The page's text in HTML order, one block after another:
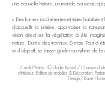
une nouvelle histoire, un monde nouveau qui
« Des formes incohérentes et tristes
d’accueillir la lumière, apprivoiser la
vision direct sur la végétation à été
nature. Durée des travaux, 6 mois. Tout a
seul objectif, se laisser guider au rythme de la
Crédit Photos : © Elodie Ricord / Champs
d'intérieur, Edition de mobilier & Décoration.
Design/ Kave